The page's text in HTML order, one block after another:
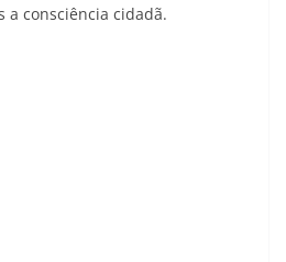
consciência cidadã.